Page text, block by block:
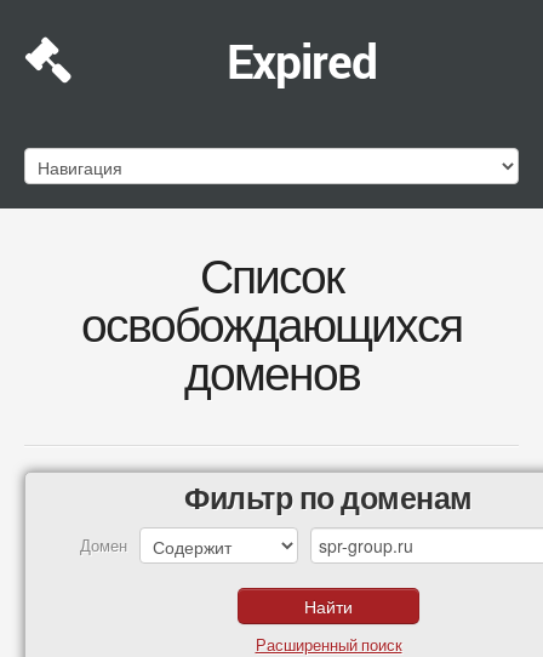
Expired
Список
освобождающихся
доменов
Фильтр по доменам
Домен
Расширенный поиск